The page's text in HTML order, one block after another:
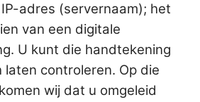
adres (servernaam); het
van een digitale
U kunt die handtekening
laten controleren. Op die
wij dat u omgeleid